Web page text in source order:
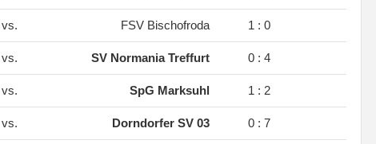
vs. FSV Bischofroda 1 : 0
vs. SV Normania Treffurt 0 : 4
vs. SpG Marksuhl 1 : 2
vs. Dorndorfer SV 03 0 : 7